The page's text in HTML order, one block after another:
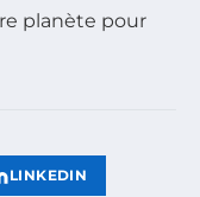
planète pour
LINKEDIN